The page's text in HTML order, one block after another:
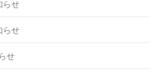
らせ
らせ
せ